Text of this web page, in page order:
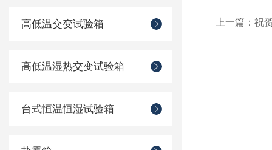
高低温交变试验箱
高低温湿热交变试验箱
台式恒温恒湿试验箱
上一篇： 祝